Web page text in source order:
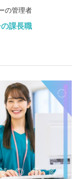
の管理者
課長職